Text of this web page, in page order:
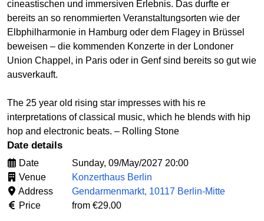
cineastischen und immersiven Erlebnis. Das durfte er
bereits an so renommierten Veranstaltungsorten wie der
Elbphilharmonie in Hamburg oder dem Flagey in Brüssel
beweisen – die kommenden Konzerte in der Londoner
Union Chappel, in Paris oder in Genf sind bereits so gut wie
ausverkauft.
The 25 year old rising star impresses with his re
interpretations of classical music, which he blends with hip
hop and electronic beats. – Rolling Stone
Date details
Date
Sunday, 09/May/2027 20:00
Venue
Konzerthaus Berlin
Address
Gendarmenmarkt, 10117 Berlin-Mitte
Price
from €29.00